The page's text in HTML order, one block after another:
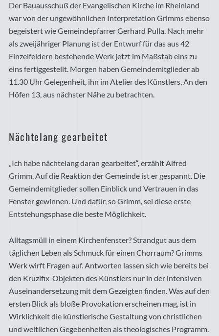
Der Bauausschuß der Evangelischen Kirche im Rheinland
war von der ungewöhnlichen Interpretation Grimms ebenso
begeistert wie Gemeindepfarrer Gerhard Pulla. Nach mehr
als zweijähriger Planung ist der Entwurf für das aus 42
Einzelfeldern bestehende Werk jetzt im Maßstab eins zu
eins fertiggestellt. Morgen haben Gemeindemitglieder ab
11.30 Uhr Gelegenheit, ihn im Atelier des Künstlers, An den
Höfen 13, aus nächster Nähe zu betrachten.
Nächtelang gearbeitet
„Ich habe nächtelang daran gearbeitet“, erzählt Alfred
Grimm. Auf die Reaktion der Gemeinde ist er gespannt. Die
Gemeindemitglieder sollen Einblick und Vertrauen in das
Fenster gewinnen. Und dafür, so Grimm, sei diese erste
Entstehungsphase die beste Möglichkeit.
Alltagsmüll in einem Kirchenfenster? Strandgut aus dem
täglichen Leben als Schmuck für einen Chorraum? Grimms
Werk wirft Fragen auf. Antworten lassen sich wie bereits bei
den Kruzifix-Objekten des Künstlers nur in der intensiven
Auseinandersetzung mit dem Gezeigten finden. Was auf den
ersten Blick als bloße Provokation erscheinen mag, ist in
Wirklichkeit die künstlerische Gestaltung von christlichen
und weltlichen Gegebenheiten als theologisches Programm.